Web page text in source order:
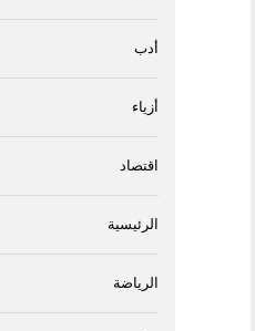
أدب
أزياء
اقتصاد
الرئيسية
الرياضة